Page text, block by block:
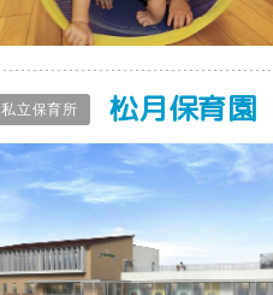
私立保育所 松月保育園